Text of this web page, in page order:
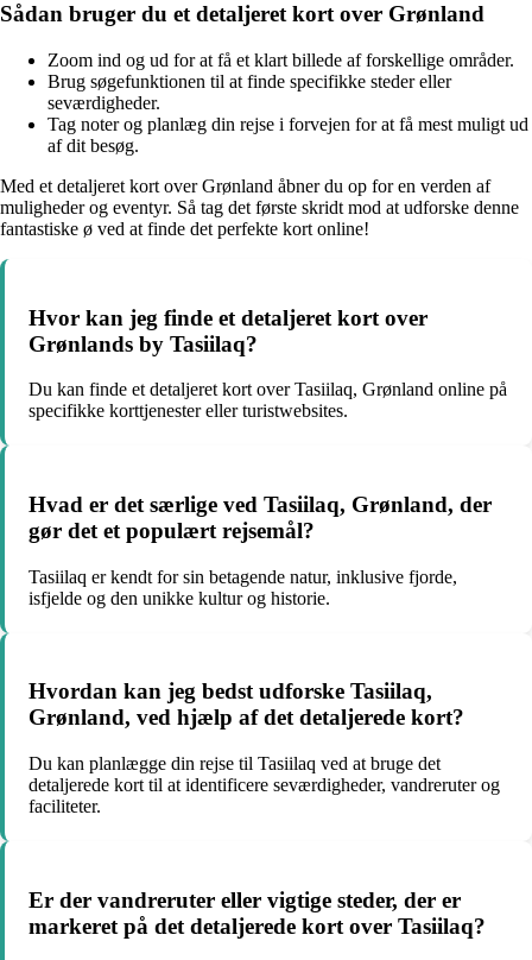
Sådan bruger du et detaljeret kort over Grønland
Zoom ind og ud for at få et klart billede af forskellige områder.
Brug søgefunktionen til at finde specifikke steder eller
seværdigheder.
Tag noter og planlæg din rejse i forvejen for at få mest muligt ud
af dit besøg.
Med et detaljeret kort over Grønland åbner du op for en verden af
muligheder og eventyr. Så tag det første skridt mod at udforske denne
fantastiske ø ved at finde det perfekte kort online!
Hvor kan jeg finde et detaljeret kort over
Grønlands by Tasiilaq?
Du kan finde et detaljeret kort over Tasiilaq, Grønland online på
specifikke korttjenester eller turistwebsites.
Hvad er det særlige ved Tasiilaq, Grønland, der
gør det et populært rejsemål?
Tasiilaq er kendt for sin betagende natur, inklusive fjorde,
isfjelde og den unikke kultur og historie.
Hvordan kan jeg bedst udforske Tasiilaq,
Grønland, ved hjælp af det detaljerede kort?
Du kan planlægge din rejse til Tasiilaq ved at bruge det
detaljerede kort til at identificere seværdigheder, vandreruter og
faciliteter.
Er der vandreruter eller vigtige steder, der er
markeret på det detaljerede kort over Tasiilaq?